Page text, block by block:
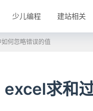
少儿编程 建站相关
何忽略错误的值
excel求和